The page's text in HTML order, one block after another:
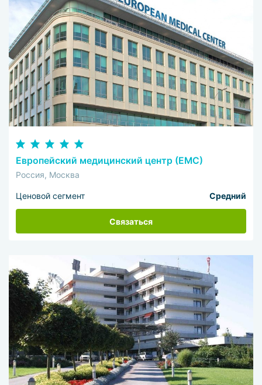
Европейский медицинский центр (ЕМС)
Россия, Москва
Ценовой сегмент Средний
Связаться